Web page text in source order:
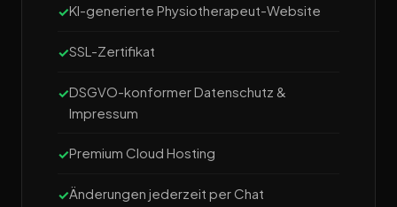
KI-generierte Physiotherapeut-Website
SSL-Zertifikat
DSGVO-konformer Datenschutz &
Impressum
Premium Cloud Hosting
Änderungen jederzeit per Chat